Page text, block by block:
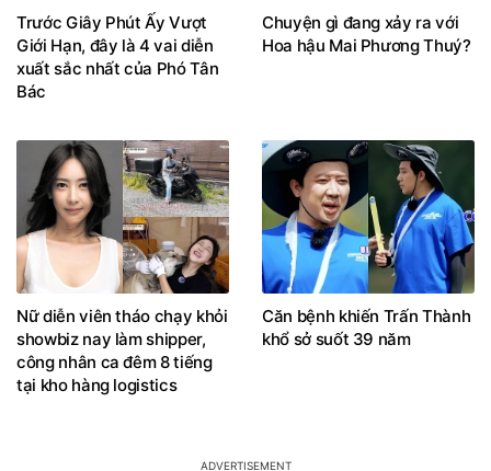
Trước Giây Phút Ấy Vượt
Giới Hạn, đây là 4 vai diễn
xuất sắc nhất của Phó Tân
Bác
Chuyện gì đang xảy ra với
Hoa hậu Mai Phương Thuý?
Nữ diễn viên tháo chạy khỏi
showbiz nay làm shipper,
công nhân ca đêm 8 tiếng
tại kho hàng logistics
Căn bệnh khiến Trấn Thành
khổ sở suốt 39 năm